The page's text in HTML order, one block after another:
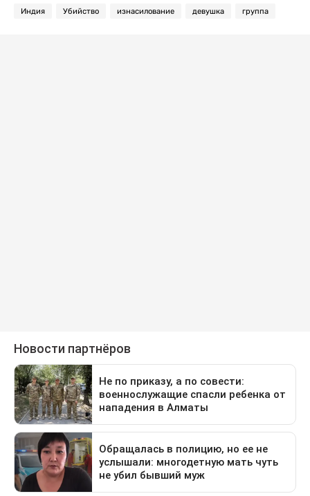
Индия Убийство изнасилование девушка группа